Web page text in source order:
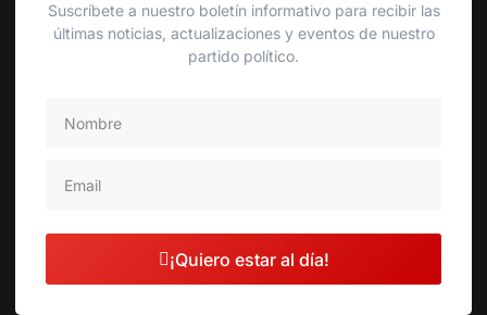
Suscríbete a nuestro boletín informativo para recibir las
últimas noticias, actualizaciones y eventos de nuestro
partido político.
¡Quiero estar al día!